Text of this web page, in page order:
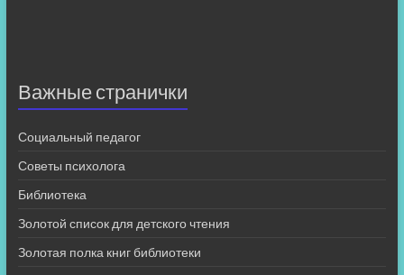
Важные странички
Социальный педагог
Советы психолога
Библиотека
Золотой список для детского чтения
Золотая полка книг библиотеки